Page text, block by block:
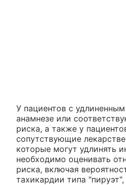
У пациентов с
анамнезе или
риска, а также у
сопутствующие
которые могут удлинять
необходимо оценивать
риска, включая
тахикардии типа